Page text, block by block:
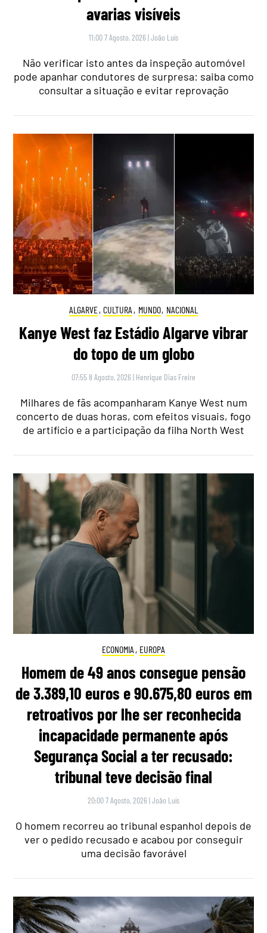
avarias visíveis
11:00 7 Agosto, 2026 |João Luís
Não verificar isto antes da inspeção automóvel
pode apanhar condutores de surpresa: saiba como
consultar a situação e evitar reprovação
ALGARVE, CULTURA , MUNDO, NACIONAL
Kanye West faz Estádio Algarve vibrar
do topo de um globo
07:55 8 Agosto, 2026 | Henrique Dias Freire
Milhares de fãs acompanharam Kanye West num
concerto de duas horas, com efeitos visuais, fogo
de artifício e a participação da filha North West
ECONOMIA , EUROPA
Homem de 49 anos consegue pensão
de 3.389,10 euros e 90.675,80 euros em
retroativos por lhe ser reconhecida
incapacidade permanente após
Segurança Social a ter recusado:
tribunal teve decisão final
20:00 7 Agosto, 2026 |João Luís
O homem recorreu ao tribunal espanhol depois de
ver o pedido recusado e acabou por conseguir
uma decisão favorável